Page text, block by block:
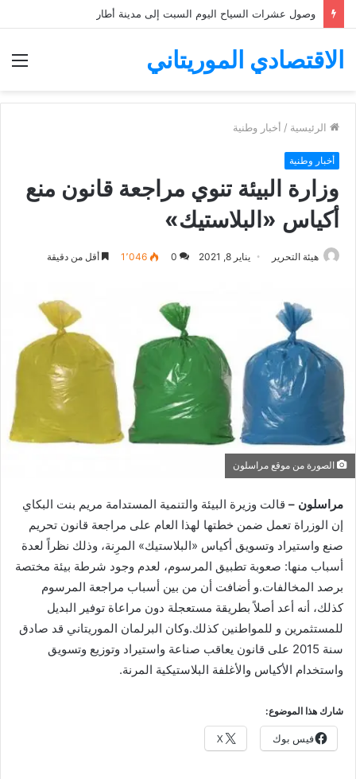
وصول عشرات السياح اليوم السبت إلى مدينة أطار
الاقتصادي الموريتاني
الرئيسية / أخبار وطنية
أخبار وطنية
وزارة البيئة تنوي مراجعة قانون منع
أكياس «البلاستيك»
هيئة التحرير يناير 8, 2021 0 1٬046 أقل من دقيقة
الصورة من موقع مراسلون
مراسلون – قالت وزيرة البيئة والتنمية المستدامة مريم بنت البكاي
إن الوزراة تعمل ضمن خطتها لهذا العام على مراجعة قانون تحريم
صنع واستيراد وتسويق أكياس «البلاستيك» المرِنة، وذلك نظراً لعدة
أسباب منها: صعوبة تطبيق المرسوم، لعدم وجود شرطة بيئة مختصة
برصد المخالفات.و أضافت أن من بين أسباب مراجعة المرسوم
كذلك، أنه أعد أصلاً بطريقة مستعجلة دون مراعاة توفير البديل
للمستثمرين و للمواطنين كذلك.وكان البرلمان الموريتاني قد صادق
سنة 2015 على قانون يعاقب صناعة واستيراد وتوزيع وتسويق
واستخدام الأكياس والأغلفة البلاستيكية المرنة.
شارك هذا الموضوع:
فيس بوك X